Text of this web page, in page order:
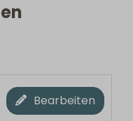
Bearbeiten